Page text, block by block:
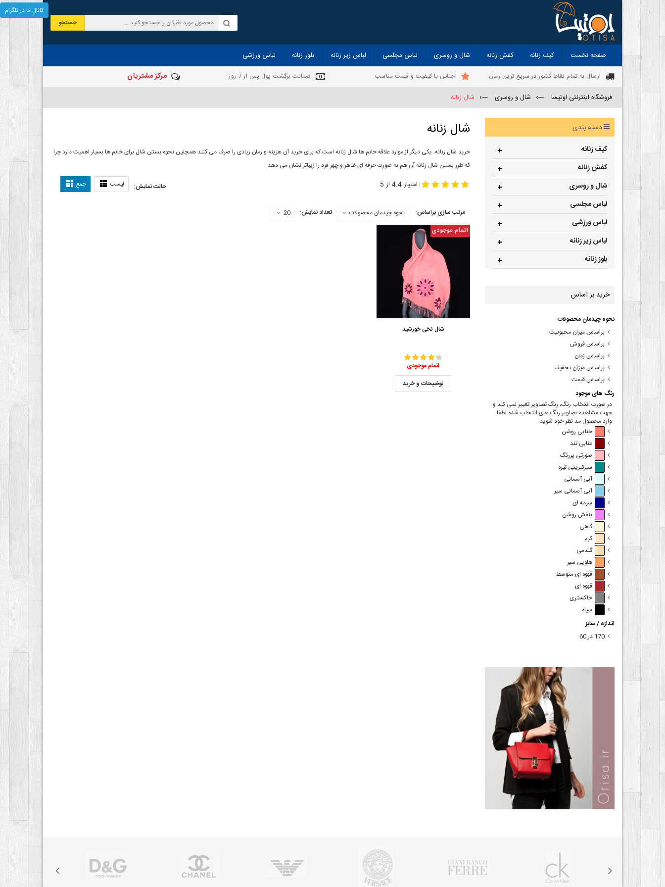
جستجو
صفحه نخست کیف زنانه کفش زنانه شال و روسری لباس مجلسی لباس زیر زنانه بلوز زنانه لباس ورزشی
ارسال به تمام نقاط کشور در سریع ترین زمان اجناس با کیفیت و قیمت مناسب ضمانت برگشت پول پس از 7 روز مرکز مشتریان
فروشگاه اینترنتی اوتیسا —› شال و روسری —› شال زنانه
شال زنانه
خرید شال زنانه. یکی دیگر از موارد علاقه خانم ها شال زنانه است که برای خرید آن هزینه و زمان زیادی را صرف می کنند همچنین نحوه بستن شال برای خانم ها بسیار اهمیت دارد چرا
که طرز بستن شال زنانه آن هم به صورت حرفه ای ظاهر و چهر فرد را زیباتر نشان می دهد.
حالت نمایش: لیست جمع | امتیاز 4.4 از 5
مرتب سازی براساس: نحوه چیدمان محصولات تعداد نمایش: 20
اتمام موجودی
شال نخی خورشید
اتمام موجودی
توضیحات و خرید
دسته بندی
کیف زنانه
کفش زنانه
شال و روسری
لباس مجلسی
لباس ورزشی
لباس زیر زنانه
بلوز زنانه
خرید بر اساس
نحوه چیدمان محصولات
براساس میزان محبوبیت
براساس فروش
براساس زمان
براساس میزان تخفیف
براساس قیمت
رنگ های موجود
در صورت انتخاب رنگ، رنگ تصاویر تغییر نمی کند و
جهت مشاهده تصاویر رنگ های انتخاب شده لطفا
وارد محصول مد نظر خود شوید.
حنایی روشن
عنابی تند
صورتی پررنگ
سبزکبریتی تیره
آبی آسمانی
آبی آسمانی سیر
سرمه ای
بنفش روشن
کاهی
کرم
گندمی
هلویی سیر
قهوه ای متوسط
قهوه ای
خاکستری
سیاه
اندازه / سایز
170 در 60
کانال ما در تلگرام